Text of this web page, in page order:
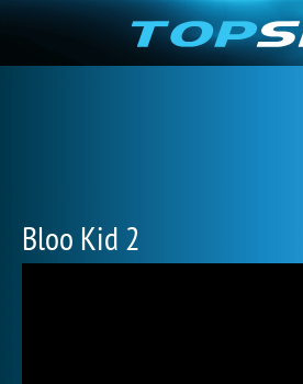
Bloo Kid 2